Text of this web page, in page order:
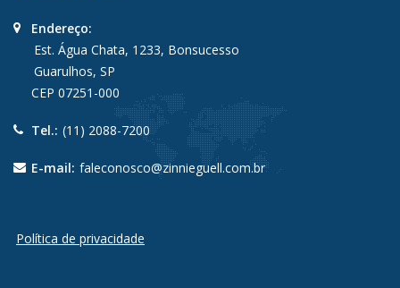
Endereço:
Est. Água Chata, 1233, Bonsucesso
Guarulhos, SP
CEP 07251-000
Tel.: (11) 2088-7200
E-mail: faleconosco@zinnieguell.com.br
Política de privacidade